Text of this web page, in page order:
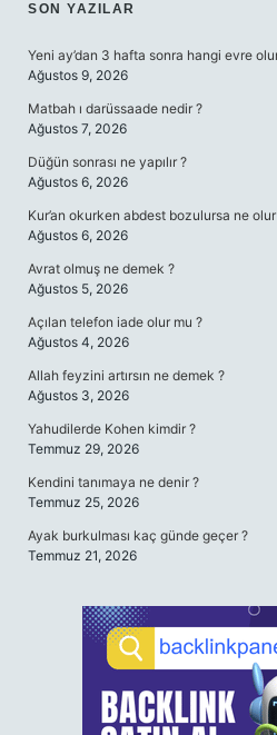
SIDEBAR
SON YAZILAR
Yeni ay’dan 3 hafta sonra hangi evre
Ağustos 9, 2026
Matbah ı darüssaade nedir ?
Ağustos 7, 2026
Düğün sonrası ne yapılır ?
Ağustos 6, 2026
Kur’an okurken abdest bozulursa ne
Ağustos 6, 2026
Avrat olmuş ne demek ?
Ağustos 5, 2026
Açılan telefon iade olur mu ?
Ağustos 4, 2026
Allah feyzini artırsın ne demek ?
Ağustos 3, 2026
Yahudilerde Kohen kimdir ?
Temmuz 29, 2026
Kendini tanımaya ne denir ?
Temmuz 25, 2026
Ayak burkulması kaç günde geçer ?
Temmuz 21, 2026